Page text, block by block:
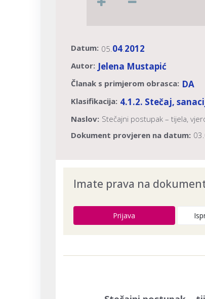
Datum: 05.04.2012
Autor: Jelena Mustapić
Članak s primjerom obrasca: DA
Klasifikacija: 4.1.2. Stečaj,
Naslov: Stečajni postupak – tijela,
Dokument provjeren na datum:
Imate prava na
Prijava